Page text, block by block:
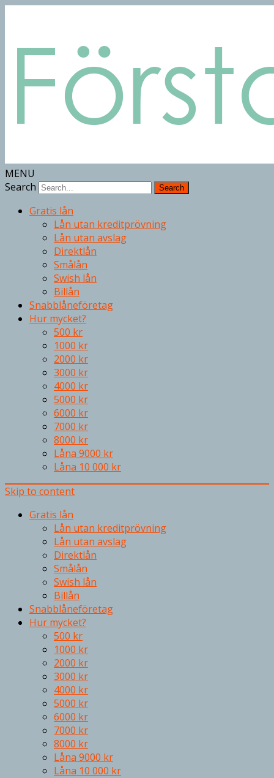
MENU
Search
Gratis lån
Lån utan kreditprövning
Lån utan avslag
Direktlån
Smålån
Swish lån
Billån
Snabblåneföretag
Hur mycket?
500 kr
1000 kr
2000 kr
3000 kr
4000 kr
5000 kr
6000 kr
7000 kr
8000 kr
Låna 9000 kr
Låna 10 000 kr
Skip to content
Gratis lån
Lån utan kreditprövning
Lån utan avslag
Direktlån
Smålån
Swish lån
Billån
Snabblåneföretag
Hur mycket?
500 kr
1000 kr
2000 kr
3000 kr
4000 kr
5000 kr
6000 kr
7000 kr
8000 kr
Låna 9000 kr
Låna 10 000 kr